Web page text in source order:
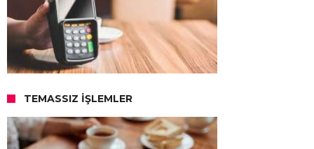
TEMASSIZ İŞLEMLER